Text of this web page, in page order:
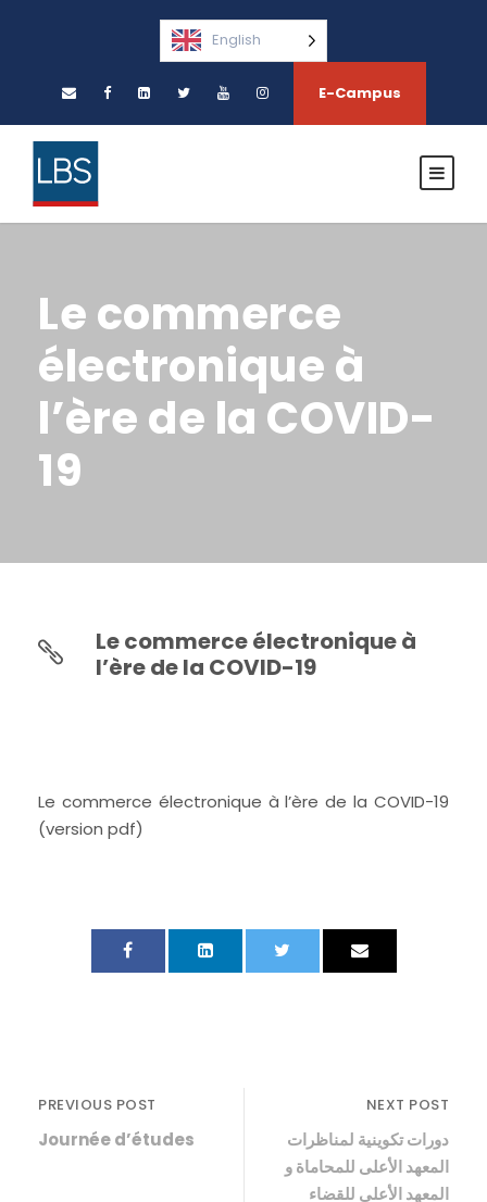
English
E-Campus
Le commerce
électronique à
l’ère de la COVID-
19
Le commerce électronique à
l’ère de la COVID-19
Le commerce électronique à l’ère de la COVID-19
(version pdf)
PREVIOUS POST
Journée d’études
NEXT POST
دورات تكوينية لمناظرات
المعهد الأعلى للمحاماة و
المعهد الأعلى للقضاء